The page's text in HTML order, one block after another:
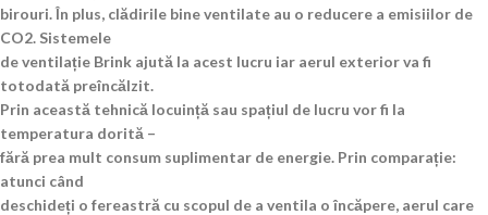
birouri. În plus, clădirile bine ventilate au o reducere a emisiilor de
CO2. Sistemele
de ventilație Brink ajută la acest lucru iar aerul exterior va fi
totodată preîncălzit.
Prin această tehnică locuință sau spațiul de lucru vor fi la
temperatura dorită –
fără prea mult consum suplimentar de energie. Prin comparație:
atunci când
deschideți o fereastră cu scopul de a ventila o încăpere, aerul care